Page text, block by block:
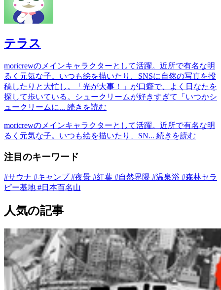
テラス
moricrewのメインキャラクターとして活躍。近所で有名な明
るく元気な子。いつも絵を描いたり、SNSに自然の写真を投
稿したりと大忙し。「光が大事！」が口癖で、よく日なたを
探して歩いている。シュークリームが好きすぎて「いつかシ
ュークリームに... 続きを読む
moricrewのメインキャラクターとして活躍。近所で有名な明
るく元気な子。いつも絵を描いたり、SN... 続きを読む
注目のキーワード
#サウナ #キャンプ#夜景 #紅葉 #自然界隈 #温泉浴 #森林セラ
ピー基地 #日本百名山
人気の記事